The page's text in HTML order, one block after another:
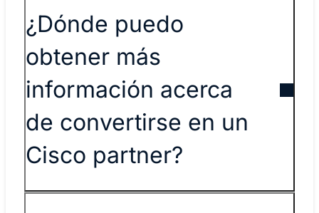
¿Dónde puedo
obtener más
información acerca
de convertirse en un
Cisco partner?